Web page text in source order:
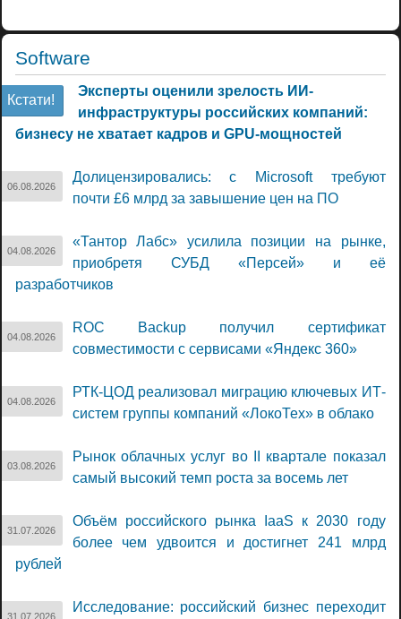
Software
Кстати!
Эксперты оценили зрелость ИИ-
инфраструктуры российских компаний:
бизнесу не хватает кадров и GPU-мощностей
06.08.2026
Долицензировались: с Microsoft требуют
почти £6 млрд за завышение цен на ПО
04.08.2026
«Тантор Лабс» усилила позиции на рынке,
приобретя СУБД «Персей» и её
разработчиков
04.08.2026
ROC Backup получил сертификат
совместимости с сервисами «Яндекс 360»
04.08.2026
РТК-ЦОД реализовал миграцию ключевых ИТ-
систем группы компаний «ЛокоТех» в облако
03.08.2026
Рынок облачных услуг во II квартале показал
самый высокий темп роста за восемь лет
31.07.2026
Объём российского рынка IaaS к 2030 году
более чем удвоится и достигнет 241 млрд
рублей
31.07.2026
Исследование: российский бизнес переходит